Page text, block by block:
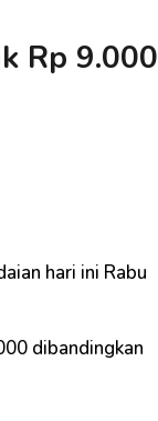
Rp 9.000
hari ini Rabu
dibandingkan